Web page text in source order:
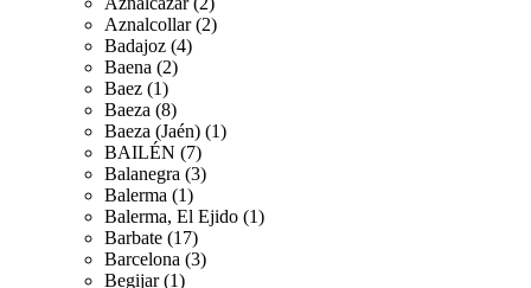
Aznalcollar (2)
Badajoz (4)
Baena (2)
Baez (1)
Baeza (8)
Baeza (Jaén) (1)
BAILÉN (7)
Balanegra (3)
Balerma (1)
Balerma, El Ejido (1)
Barbate (17)
Barcelona (3)
Begijar (1)